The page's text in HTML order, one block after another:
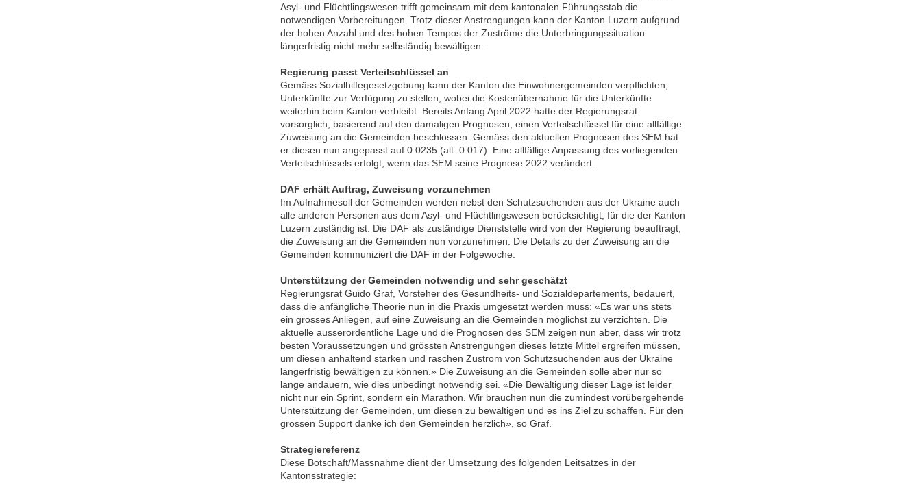
Asyl- und Flüchtlingswesen trifft gemeinsam mit dem kantonalen Führungsstab die
notwendigen Vorbereitungen. Trotz dieser Anstrengungen kann der Kanton Luzern aufgrund
der hohen Anzahl und des hohen Tempos der Zuströme die Unterbringungssituation
längerfristig nicht mehr selbständig bewältigen.
Regierung passt Verteilschlüssel an
Gemäss Sozialhilfegesetzgebung kann der Kanton die Einwohnergemeinden verpflichten,
Unterkünfte zur Verfügung zu stellen, wobei die Kostenübernahme für die Unterkünfte
weiterhin beim Kanton verbleibt. Bereits Anfang April 2022 hatte der Regierungsrat
vorsorglich, basierend auf den damaligen Prognosen, einen Verteilschlüssel für eine allfällige
Zuweisung an die Gemeinden beschlossen. Gemäss den aktuellen Prognosen des SEM hat
er diesen nun angepasst auf 0.0235 (alt: 0.017). Eine allfällige Anpassung des vorliegenden
Verteilschlüssels erfolgt, wenn das SEM seine Prognose 2022 verändert.
DAF erhält Auftrag, Zuweisung vorzunehmen
Im Aufnahmesoll der Gemeinden werden nebst den Schutzsuchenden aus der Ukraine auch
alle anderen Personen aus dem Asyl- und Flüchtlingswesen berücksichtigt, für die der Kanton
Luzern zuständig ist. Die DAF als zuständige Dienststelle wird von der Regierung beauftragt,
die Zuweisung an die Gemeinden nun vorzunehmen. Die Details zu der Zuweisung an die
Gemeinden kommuniziert die DAF in der Folgewoche.
Unterstützung der Gemeinden notwendig und sehr geschätzt
Regierungsrat Guido Graf, Vorsteher des Gesundheits- und Sozialdepartements, bedauert,
dass die anfängliche Theorie nun in die Praxis umgesetzt werden muss: «Es war uns stets
ein grosses Anliegen, auf eine Zuweisung an die Gemeinden möglichst zu verzichten. Die
aktuelle ausserordentliche Lage und die Prognosen des SEM zeigen nun aber, dass wir trotz
besten Voraussetzungen und grössten Anstrengungen dieses letzte Mittel ergreifen müssen,
um diesen anhaltend starken und raschen Zustrom von Schutzsuchenden aus der Ukraine
längerfristig bewältigen zu können.» Die Zuweisung an die Gemeinden solle aber nur so
lange andauern, wie dies unbedingt notwendig sei. «Die Bewältigung dieser Lage ist leider
nicht nur ein Sprint, sondern ein Marathon. Wir brauchen nun die zumindest vorübergehende
Unterstützung der Gemeinden, um diesen zu bewältigen und es ins Ziel zu schaffen. Für den
grossen Support danke ich den Gemeinden herzlich», so Graf.
Strategiereferenz
Diese Botschaft/Massnahme dient der Umsetzung des folgenden Leitsatzes in der
Kantonsstrategie: